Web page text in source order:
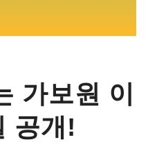
가보원 이
공개!